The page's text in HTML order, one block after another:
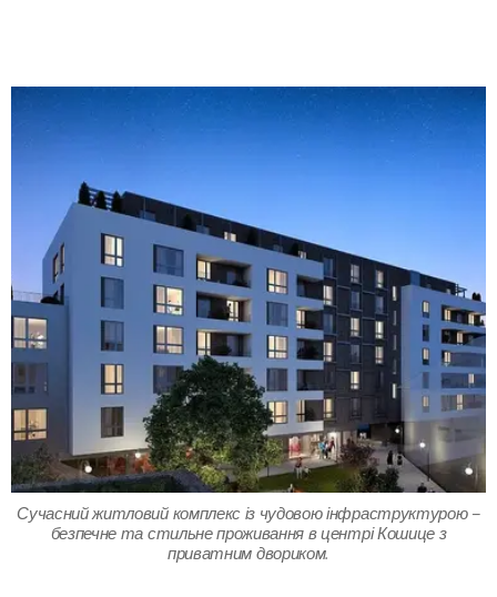
Сучасний житловий комплекс із чудовою інфраструктурою –
безпечне та стильне проживання в центрі Кошице з
приватним двориком.